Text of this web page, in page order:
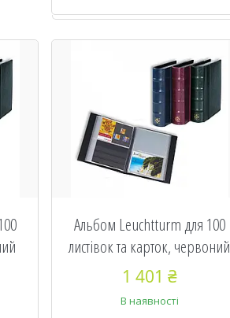
Альбом Leuchtturm для 100
листівок та карток, червоний
1 401 ₴
В наявності